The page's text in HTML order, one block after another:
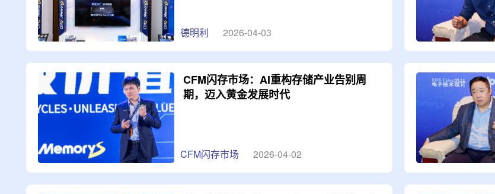
德明利 2026-04-03
CFM闪存市场：AI重构存储产业告别周
期，迈入黄金发展时代
CFM闪存市场 2026-04-02